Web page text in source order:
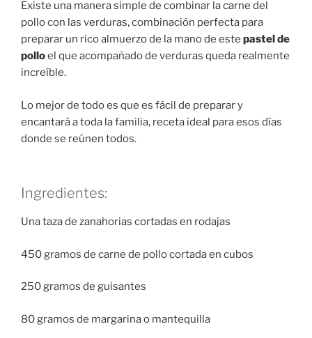
Existe una manera simple de combinar la carne del
pollo con las verduras, combinación perfecta para
preparar un rico almuerzo de la mano de este pastel de
polloel que acompañado de verduras queda realmente
increíble.
Lo mejor de todo es que es fácil de preparar y
encantará a toda la familia, receta ideal para esos días
donde se reúnen todos.
Ingredientes:
Una taza de zanahorias cortadas en rodajas
450 gramos de carne de pollo cortada en cubos
250 gramos de guisantes
80 gramos de margarina o mantequilla